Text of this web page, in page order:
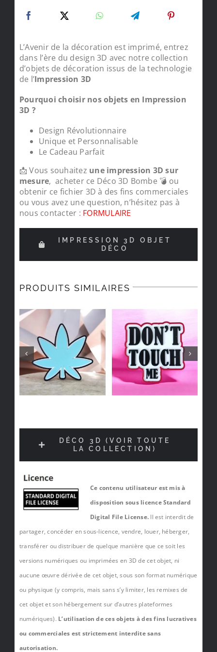
L’Avenir de la décoration est imprimé, entrez
dans l’ère du design 3D avec notre collection
d’objets de décoration issus de la technologie
de l’Impression 3D
Pourquoi choisir nos objets en Impression
3D ?
Design Révolutionnaire
Unique et Personnalisable
Le Cadeau Parfait
📩 Vous souhaitez une impression 3D sur
mesure, acheter ce Déco 3D Bombe 💣 ou
obtenir ce fichier 3D à des fins commerciales
ou vous avez une question, n’hésitez pas à
nous contacter : FORMULAIRE
IMPRESSION 3D OBJET
DÉCO
PRODUITS SIMILAIRES
DÉCO 3D (VOIR TOUTE
LA COLLECTION)
Ce contenu utilisateur est mis à
disposition sous licence Standard
Digital File License. Il est interdit de
partager, concéder en sous-licence, vendre, louer, héberger,
transférer ou distribuer de quelque manière que ce soit les
versions numériques ou imprimées en 3D de cet objet, ni
aucune œuvre dérivée de cet objet, sous son format numérique
ou physique (y compris, mais sans s’y limiter, les remixes de
cet objet et son hébergement sur d’autres plateformes
numériques). L’utilisation de ces objets à des fins lucratives
ou commerciales est strictement interdite sans
autorisation.